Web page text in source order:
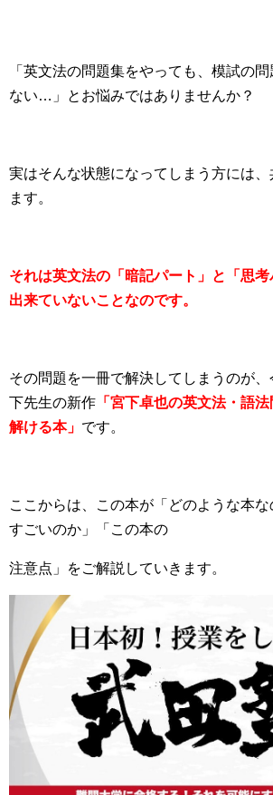
「英文法の問題集をやっても、模試の
ない…」とお悩みではありませんか？
実はそんな状態になってしまう方には、
ます。
それは英文法の「暗記パート」と「思
出来ていないことなのです。
その問題を一冊で解決してしまうのが
下先生の新作 「宮下卓也の英文法・語
解ける本」 です。
ここからは、この本が「どのような本
すごいのか」「この本の
注意点」をご解説していきます。